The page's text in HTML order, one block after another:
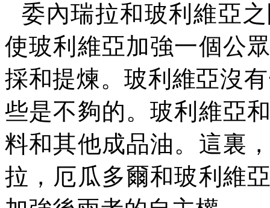
委內瑞拉和玻利維亞
使玻利維亞加強一個公
採和提煉。玻利維亞沒
些是不夠的。玻利維亞
料和其他成品油。這裏
拉，厄瓜多爾和玻利維